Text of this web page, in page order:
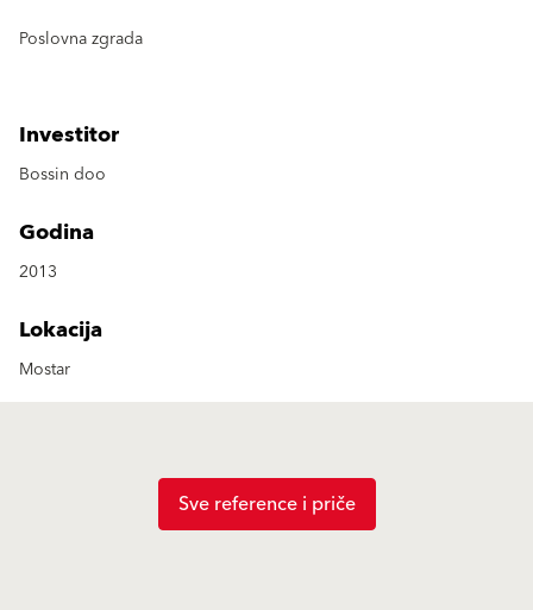
Poslovna zgrada
Investitor
Bossin doo
Godina
2013
Lokacija
Mostar
Sve reference i priče